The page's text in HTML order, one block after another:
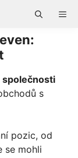
společnosti
s
pozic, od
se mohli